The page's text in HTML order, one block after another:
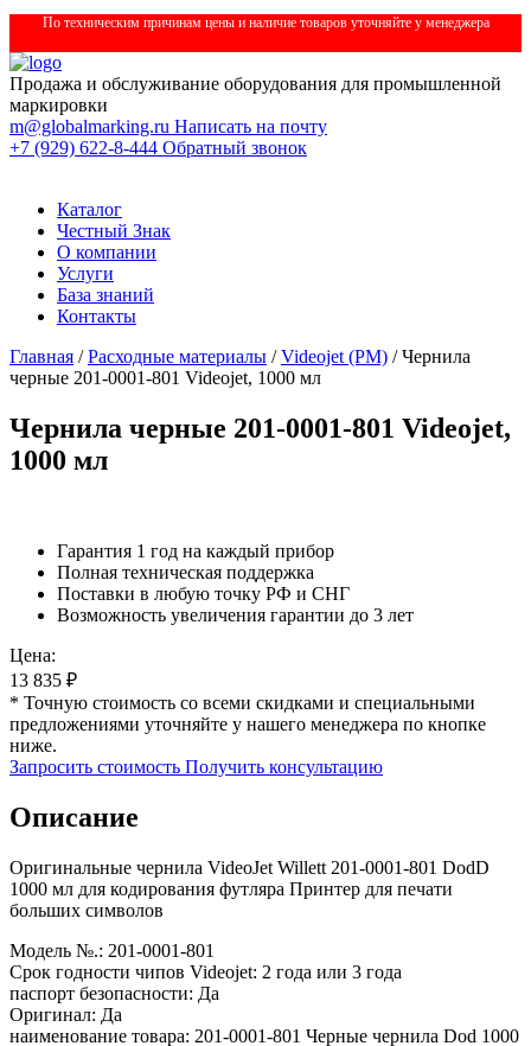
По техническим причинам цены и наличие товаров уточняйте у менеджера
Продажа и обслуживание оборудования для промышленной
маркировки
m@globalmarking.ru Написать на почту
+7 (929) 622-8-444 Обратный звонок
Каталог
Честный Знак
О компании
Услуги
База знаний
Контакты
Главная /Расходные материалы /Videojet (РМ) / Чернила
черные 201-0001-801 Videojet, 1000 мл
Чернила черные 201-0001-801 Videojet,
1000 мл
Гарантия 1 год на каждый прибор
Полная техническая поддержка
Поставки в любую точку РФ и СНГ
Возможность увеличения гарантии до 3 лет
Цена:
13 835 ₽
* Точную стоимость со всеми скидками и специальными
предложениями уточняйте у нашего менеджера по кнопке
ниже.
Запросить стоимость Получить консультацию
Описание
Оригинальные чернила VideoJet Willett 201-0001-801 DodD
1000 мл для кодирования футляра Принтер для печати
больших символов
Модель №.: 201-0001-801
Срок годности чипов Videojet: 2 года или 3 года
паспорт безопасности: Да
Оригинал: Да
наименование товара: 201-0001-801 Черные чернила Dod 1000